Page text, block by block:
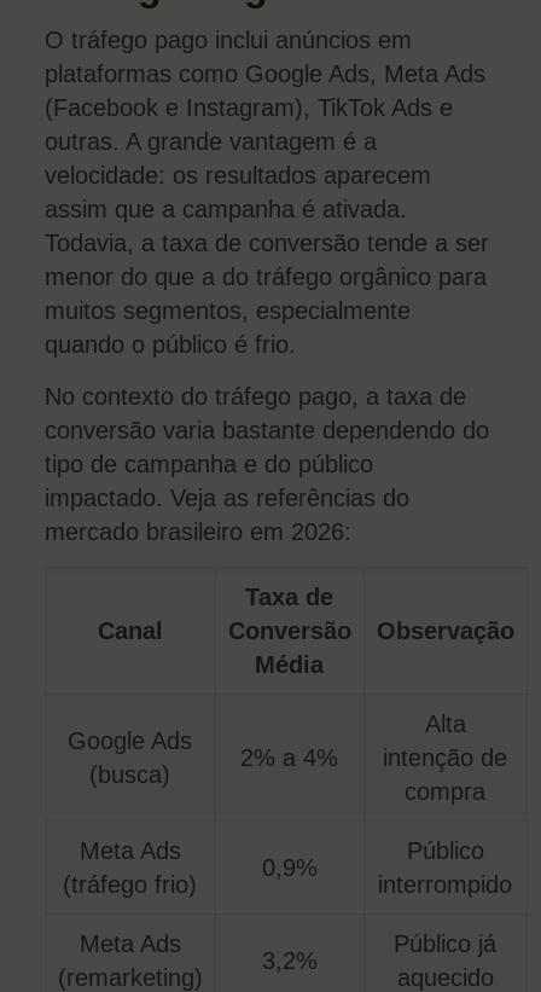
O tráfego pago inclui anúncios em
plataformas como Google Ads, Meta Ads
(Facebook e Instagram), TikTok Ads e
outras. A grande vantagem é a
velocidade: os resultados aparecem
assim que a campanha é ativada.
Todavia, a taxa de conversão tende a ser
menor do que a do tráfego orgânico para
muitos segmentos, especialmente
quando o público é frio.
No contexto do tráfego pago, a taxa de
conversão varia bastante dependendo do
tipo de campanha e do público
impactado. Veja as referências do
mercado brasileiro em 2026:
Canal
Taxa de
Conversão
Média
Observação
Google Ads
(busca)
2% a 4%
Alta
intenção de
compra
Meta Ads
(tráfego frio)
0,9%
Público
interrompido
Meta Ads
(remarketing)
3,2%
Público já
aquecido